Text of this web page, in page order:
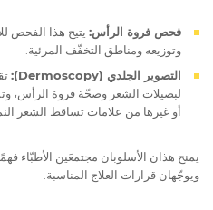
فحص فروة الرأس: يتيح هذا الفحص
وتوزيعه ومناطق التخفّف المرئية.
التصوير الجلدي (Dermoscopy):
لبصيلات الشعر وصحّة فروة الرأس،
أو غيرها من علامات تساقط الشعر
يمنح هذان الأسلوبان مجتمعَين الأطبّاء
ويوجّهان قرارات العلاج المناسبة.